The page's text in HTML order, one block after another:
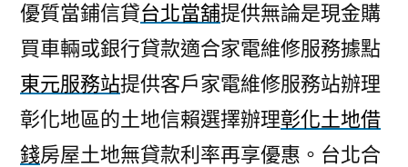
優質當鋪信貸台北當舖提供無論是現金購
買車輛或銀行貸款適合家電維修服務據點
東元服務站提供客戶家電維修服務站辦理
彰化地區的土地信賴選擇辦理彰化土地借
錢房屋土地無貸款利率再享優惠。台北合